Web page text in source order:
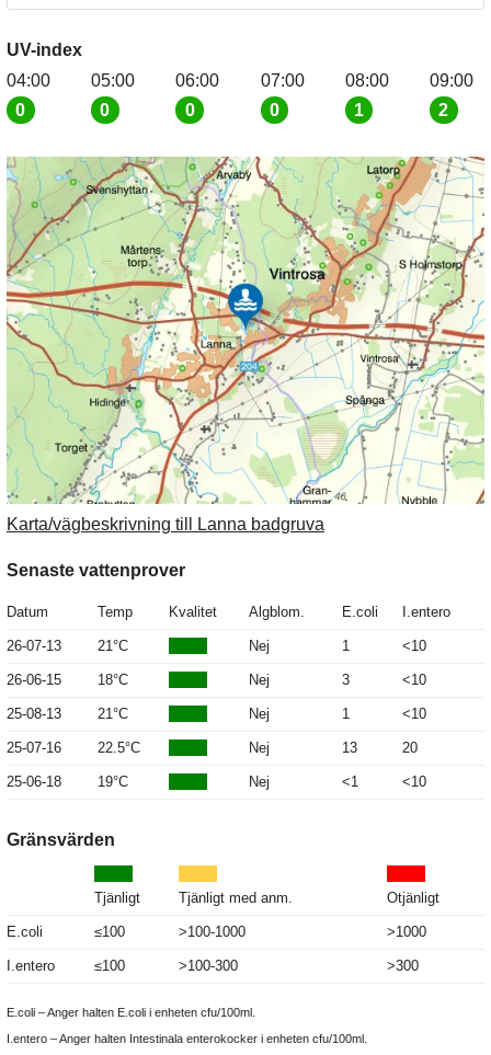
UV-index
04:00
0
05:00
0
06:00
0
07:00
0
08:00
1
09:00
2
Karta/vägbeskrivning till Lanna badgruva
Senaste vattenprover
Datum Temp Kvalitet Algblom. E.coli I.entero
26-07-13 21°C Nej 1 <10
26-06-15 18°C Nej 3 <10
25-08-13 21°C Nej 1 <10
25-07-16 22.5°C Nej 13 20
25-06-18 19°C Nej <1 <10
Gränsvärden
Tjänligt Tjänligt med anm. Otjänligt
E.coli ≤100 >100-1000 >1000
I.entero ≤100 >100-300 >300
E.coli – Anger halten E.coli i enheten cfu/100ml.
I.entero – Anger halten Intestinala enterokocker i enheten cfu/100ml.